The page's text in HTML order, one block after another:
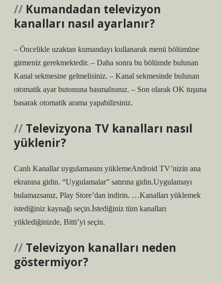
Kumandadan televizyon
kanalları nasıl ayarlanır?
– Öncelikle uzaktan kumandayı kullanarak menü bölümüne
girmeniz gerekmektedir. – Daha sonra bu bölümde bulunan
Kanal sekmesine gelmelisiniz. – Kanal sekmesinde bulunan
otomatik ayar butonuna basmalısınız. – Son olarak OK tuşuna
basarak otomatik arama yapabilirsiniz.
Televizyona TV kanalları nasıl
yüklenir?
Canlı Kanallar uygulamasını yüklemeAndroid TV’nizin ana
ekranına gidin. “Uygulamalar” satırına gidin.Uygulamayı
bulamazsanız, Play Store’dan indirin. …Kanalları yüklemek
istediğiniz kaynağı seçin.İstediğiniz tüm kanalları
yüklediğinizde, Bitti’yi seçin.
Televizyon kanalları neden
göstermiyor?